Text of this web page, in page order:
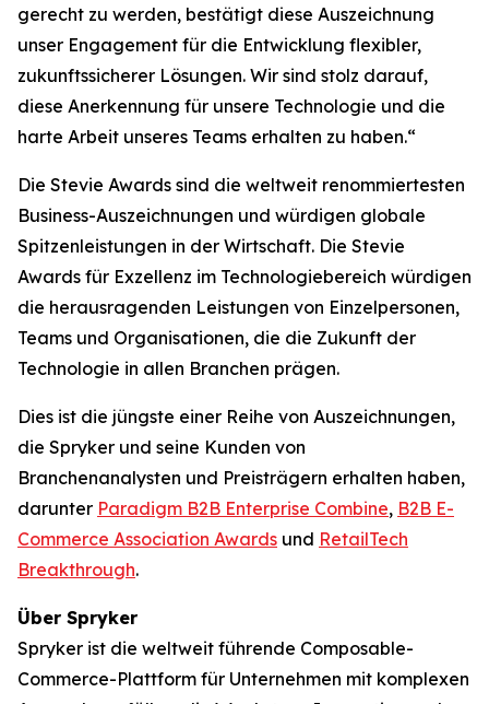
gerecht zu werden, bestätigt diese Auszeichnung
unser Engagement für die Entwicklung flexibler,
zukunftssicherer Lösungen. Wir sind stolz darauf,
diese Anerkennung für unsere Technologie und die
harte Arbeit unseres Teams erhalten zu haben.“
Die Stevie Awards sind die weltweit renommiertesten
Business-Auszeichnungen und würdigen globale
Spitzenleistungen in der Wirtschaft. Die Stevie
Awards für Exzellenz im Technologiebereich würdigen
die herausragenden Leistungen von Einzelpersonen,
Teams und Organisationen, die die Zukunft der
Technologie in allen Branchen prägen.
Dies ist die jüngste einer Reihe von Auszeichnungen,
die Spryker und seine Kunden von
Branchenanalysten und Preisträgern erhalten haben,
darunter Paradigm B2B Enterprise Combine, B2B E-
Commerce Association Awards und RetailTech
Breakthrough.
Über Spryker
Spryker ist die weltweit führende Composable-
Commerce-Plattform für Unternehmen mit komplexen